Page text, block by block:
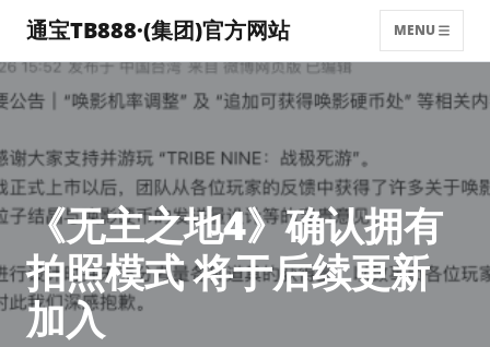
通宝TB888·(集团)官方网站 MENU
《无主之地4》确认拥有
拍照模式 将于后续更新
加入